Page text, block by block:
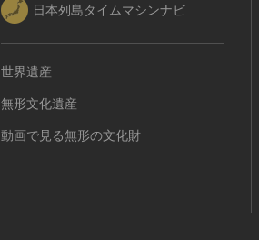
日本列島タイムマシンナビ
世界遺産
無形文化遺産
動画で見る無形の文化財